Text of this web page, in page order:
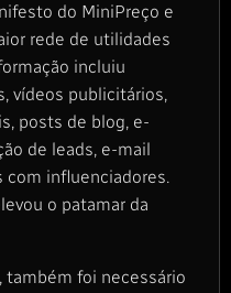
do MiniPreço e
rede de utilidades
incluiu
vídeos publicitários,
posts de blog, e-
de leads, e-mail
com influenciadores.
o patamar da
também foi necessário